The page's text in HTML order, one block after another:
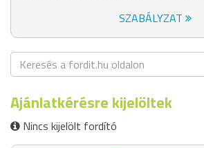
SZABÁLYZAT
Ajánlatkérésre kijelöltek
Nincs kijelölt fordító